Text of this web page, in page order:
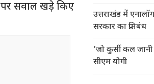
पर सवाल खड़े किए
उत्तराखंड में
सरकार का प्रतिबंध
'जो कुर्सी कल
सीएम योगी